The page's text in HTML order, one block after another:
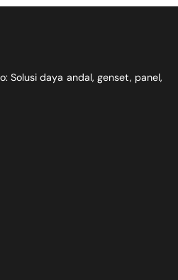
Back
Solusi daya andal, genset, panel,